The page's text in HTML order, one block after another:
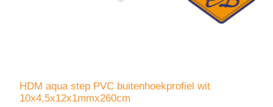
HDM aqua step PVC buitenhoekprofiel wit
10x4,5x12x1mmx260cm